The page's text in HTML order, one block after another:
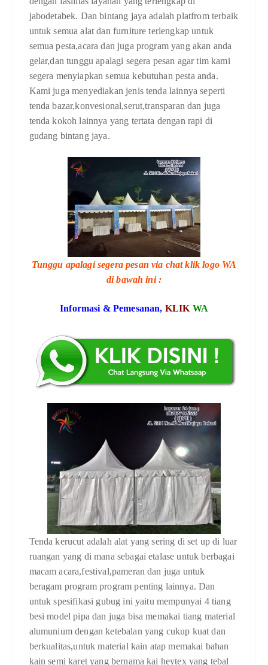
jabodetabek. Dan bintang jaya adalah platfrom terbaik
untuk semua alat dan furniture terlengkap untuk
semua pesta,acara dan juga program yang akan anda
gelar,dan tunggu apalagi segera pesan agar tim kami
segera menyiapkan semua kebutuhan pesta anda.
Kami juga menyediakan jenis tenda lainnya seperti
tenda bazar,konvesional,serut,transparan dan juga
tenda kokoh lainnya yang tertata dengan rapi di
gudang bintang jaya.
Tunggu apalagi segera pesan via chat klik logo WA
di bawah ini :
Informasi & Pemesanan, KLIK WA
Tenda kerucut adalah alat yang sering di set up di luar
ruangan yang di mana sebagai etalase untuk berbagai
macam acara,festival,pameran dan juga untuk
beragam program program penting lainnya. Dan
untuk spesifikasi gubug ini yaitu mempunyai 4 tiang
besi model pipa dan juga bisa memakai tiang material
alumunium dengan ketebalan yang cukup kuat dan
berkualitas,untuk material kain atap memakai bahan
kain semi karet yang bernama kai heytex yang tebal